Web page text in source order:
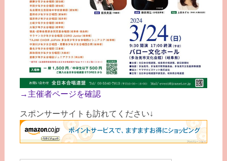
→主催者ページを確認
スポンサーサイトも訪れてください↓